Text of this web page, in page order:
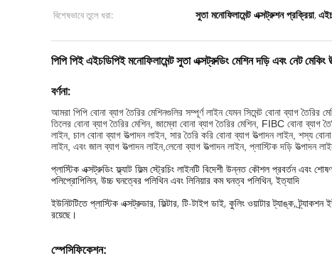
বিশেষভাবে তুলে ধরা:
সুতা মনোফিলামেন্ট এক্সট্রুশন প্রক্রিয়া,
পিপি পিই এইচডিপিই মনোফিলামেন্ট সুতা এক্সট্রুডিং মেশিন দড়ি এবং নেট মেকিং
বর্ণনা:
আমরা পিপি বোনা ব্যাগ তৈরির মেশিনগুলির সম্পূর্ণ লাইন যেমন সিমেন্ট বোনা ব্যাগ তৈরির
তিলের বোনা ব্যাগ তৈরির মেশিন, জাম্বো বোনা ব্যাগ তৈরির মেশিন, FIBC বোনা ব্যাগ
লাইন, চাল বোনা ব্যাগ উত্পাদন লাইন, সার তৈরি করি বোনা ব্যাগ উত্পাদন লাইন, শস্য বোনা
লাইন, এবং জাল ব্যাগ উত্পাদন লাইন,লেনো ব্যাগ উত্পাদন লাইন, প্লাস্টিক দড়ি উত্পাদন
প্লাস্টিক এক্সট্রুডিং ফ্ল্যাট ফিল্ম স্ট্রেচিং লাইনটি বিদেশী উন্নত কৌশল প্রবর্তন এবং
পলিপ্রোপিলিন, উচ্চ ঘনত্বের পলিথিন এবং লিনিয়ার কম ঘনত্ব পলিথিন, ইত্যাদি
ইউনিটটিতে প্লাস্টিক এক্সট্রুডার, ফিল্টার, টি-টাইপ ডাই, কুলিং ওয়াটার ট্যাঙ্ক,
রয়েছে।
স্পেসিফিকেশন: